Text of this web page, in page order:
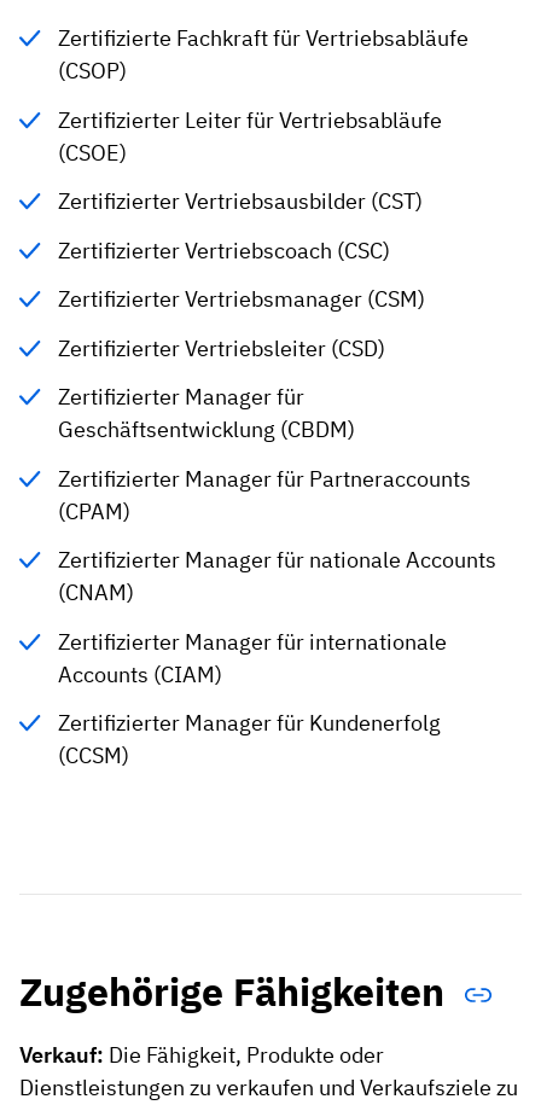
Zertifizierte Fachkraft für Vertriebsabläufe
(CSOP)
Zertifizierter Leiter für Vertriebsabläufe
(CSOE)
Zertifizierter Vertriebsausbilder (CST)
Zertifizierter Vertriebscoach (CSC)
Zertifizierter Vertriebsmanager (CSM)
Zertifizierter Vertriebsleiter (CSD)
Zertifizierter Manager für
Geschäftsentwicklung (CBDM)
Zertifizierter Manager für Partneraccounts
(CPAM)
Zertifizierter Manager für nationale Accounts
(CNAM)
Zertifizierter Manager für internationale
Accounts (CIAM)
Zertifizierter Manager für Kundenerfolg
(CCSM)
Zugehörige Fähigkeiten
Verkauf: Die Fähigkeit, Produkte oder
Dienstleistungen zu verkaufen und Verkaufsziele zu